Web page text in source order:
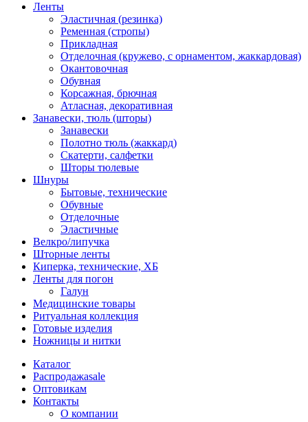
Ленты
Эластичная (резинка)
Ременная (стропы)
Прикладная
Отделочная (кружево, с орнаментом, жаккардовая)
Окантовочная
Обувная
Корсажная, брючная
Атласная, декоративная
Занавески, тюль (шторы)
Занавески
Полотно тюль (жаккард)
Скатерти, салфетки
Шторы тюлевые
Шнуры
Бытовые, технические
Обувные
Отделочные
Эластичные
Велкро/липучка
Шторные ленты
Киперка, технические, ХБ
Ленты для погон
Галун
Медицинские товары
Ритуальная коллекция
Готовые изделия
Ножницы и нитки
Каталог
Распродажаsale
Оптовикам
Контакты
О компании